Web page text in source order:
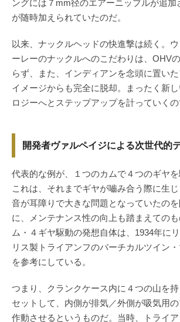
ングには７mm径のエアーニップルが追加
が随時加えられていたのだ。
以来、ナックルヘッドの快進撃は続く。
ーレーのナックルへのこだわりは、OHV
らず、また、インディアンを念頭に置い
イメージからも完全に脱却。まったく新
ロジーへとステップアップを計っていくの
開発者ヴァルペイジによる次世代的
代表的な例が、１つのカムで４つのギヤを
これは、それまでギヤが嚙み合う際に生
音が耳障りで大きな問題となっていたの
に、メンテナンス性の向上も踏まえての
ム・４ギヤ駆動の発想自体は、1934年に
リス製トライアンフのバーチカルツイン
を参考にしている。
つまり、クランクケース内に４つの山を
セットして、内側が排気／外側が吸気用
作動させるというものだ。当時、トライ